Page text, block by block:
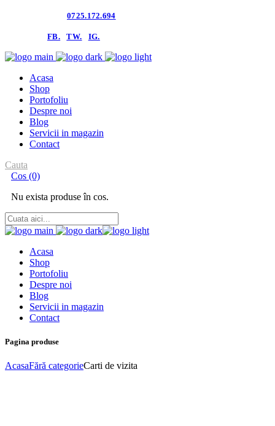
0725.172.694
FB. TW. IG.
Acasa
Shop
Portofoliu
Despre noi
Blog
Servicii in magazin
Contact
Cauta
Cos (0)
Nu exista produse în cos.
Acasa
Shop
Portofoliu
Despre noi
Blog
Servicii in magazin
Contact
Pagina produse
AcasaFără categorieCarti de vizita